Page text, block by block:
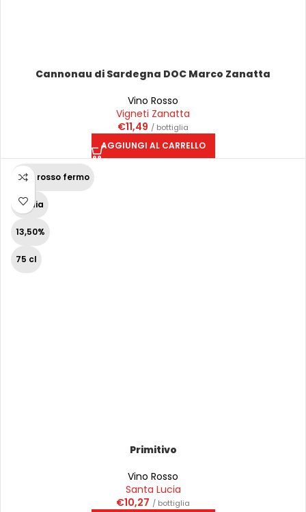
Cannonau di Sardegna DOC Marco Zanatta
Vino Rosso
Vigneti Zanatta
€11,49 / bottiglia
AGGIUNGI AL CARRELLO
Vino rosso fermo
Puglia
13,50%
75 cl
Primitivo
Vino Rosso
Santa Lucia
€10,27 / bottiglia